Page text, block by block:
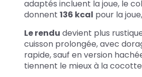
adaptés incluent la joue, le
donnent 136 kcal pour la joue,
Le rendu devient plus
cuisson prolongée, avec
rapide, sauf en version
tiennent le mieux à la